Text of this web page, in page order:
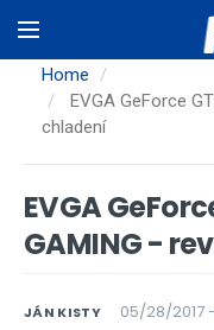
main
content
Home
EVGA GeForce
chladení
EVGA
GAMING -
JÁN KISTY 05/28/2017